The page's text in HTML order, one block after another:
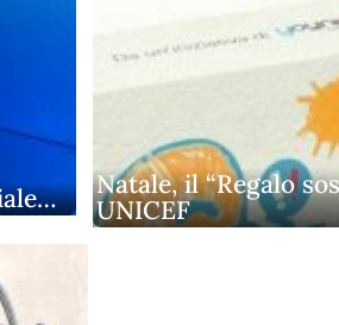
Natale, il “Regalo
UNICEF